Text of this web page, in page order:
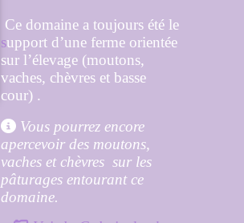
Ce domaine a toujours été le
support d’une ferme orientée
sur l’élevage (moutons,
vaches, chèvres et basse
cour) .
 Vous pourrez encore
apercevoir des moutons,
vaches et chèvres sur les
pâturages entourant ce
domaine.